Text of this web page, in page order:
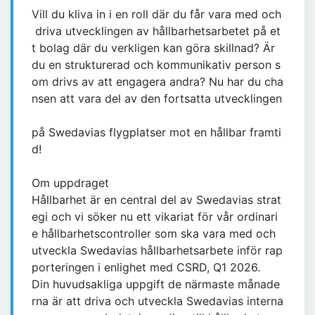
Vill du kliva in i en roll där du får vara med och
driva utvecklingen av hållbarhetsarbetet på et
t bolag där du verkligen kan göra skillnad? Är
du en strukturerad och kommunikativ person s
om drivs av att engagera andra? Nu har du cha
nsen att vara del av den fortsatta utvecklingen
på Swedavias flygplatser mot en hållbar framti
d!
Om uppdraget
Hållbarhet är en central del av Swedavias strat
egi och vi söker nu ett vikariat för vår ordinari
e hållbarhetscontroller som ska vara med och
utveckla Swedavias hållbarhetsarbete inför rap
porteringen i enlighet med CSRD, Q1 2026.
Din huvudsakliga uppgift de närmaste månade
rna är att driva och utveckla Swedavias interna